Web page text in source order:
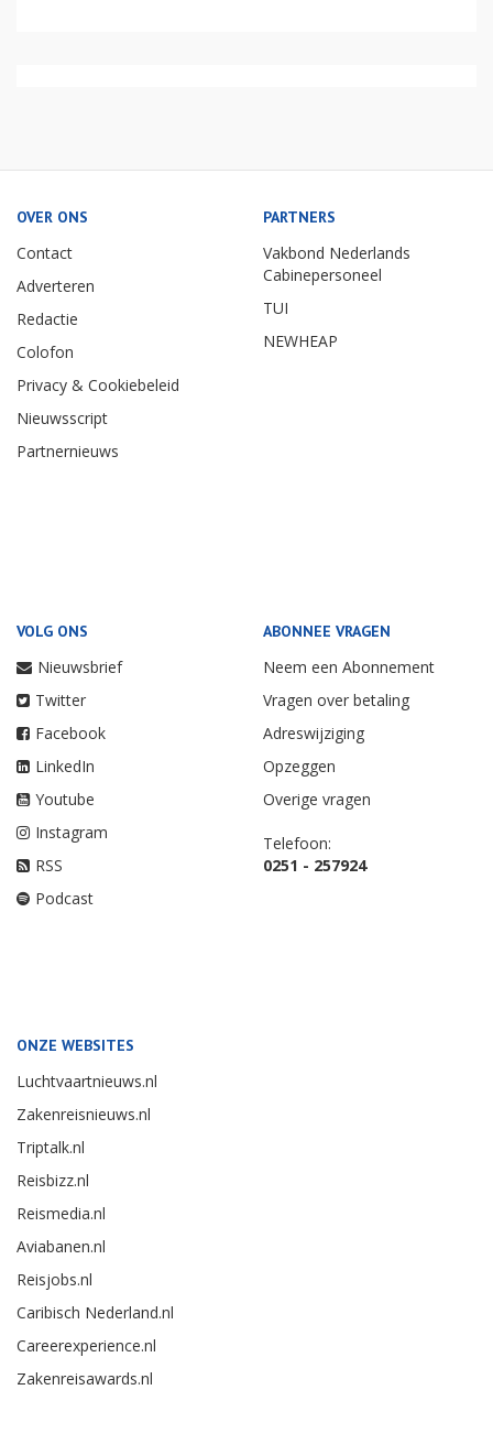
OVER ONS
Contact
Adverteren
Redactie
Colofon
Privacy & Cookiebeleid
Nieuwsscript
Partnernieuws
PARTNERS
Vakbond Nederlands
Cabinepersoneel
TUI
NEWHEAP
VOLG ONS
Nieuwsbrief
Twitter
Facebook
LinkedIn
Youtube
Instagram
RSS
Podcast
ABONNEE VRAGEN
Neem een Abonnement
Vragen over betaling
Adreswijziging
Opzeggen
Overige vragen
Telefoon:
0251 - 257924
ONZE WEBSITES
Luchtvaartnieuws.nl
Zakenreisnieuws.nl
Triptalk.nl
Reisbizz.nl
Reismedia.nl
Aviabanen.nl
Reisjobs.nl
Caribisch Nederland.nl
Careerexperience.nl
Zakenreisawards.nl